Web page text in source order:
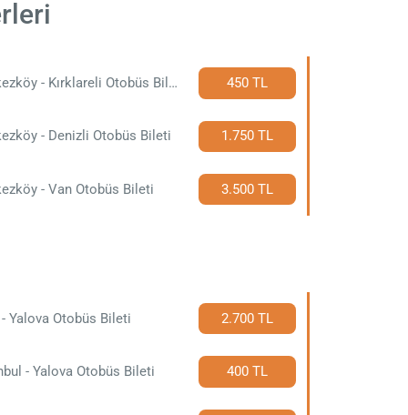
Çerkezköy - Kırklareli Otobüs Bileti 450 TL
- Denizli Otobüs Bileti 1.750 TL
- Van Otobüs Bileti 3.500 TL
Yalova Otobüs Bileti 2.700 TL
- Yalova Otobüs Bileti 400 TL